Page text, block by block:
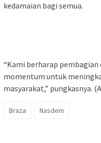
kedamaian bagi semua.
‎“Kami berharap
momentum untuk
masyarakat,” pungkasnya.
Braza Nasdem